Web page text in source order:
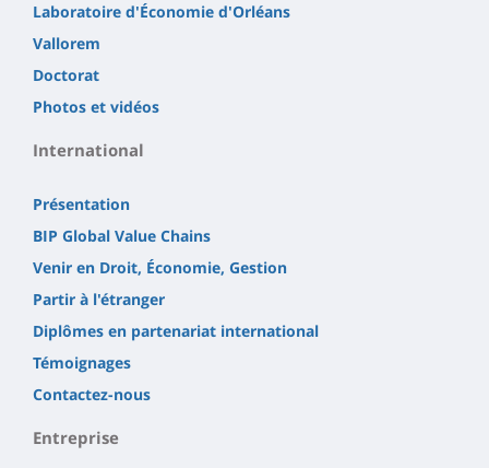
Laboratoire d'Économie d'Orléans
Vallorem
Doctorat
Photos et vidéos
International
Présentation
BIP Global Value Chains
Venir en Droit, Économie, Gestion
Partir à l'étranger
Diplômes en partenariat international
Témoignages
Contactez-nous
Entreprise